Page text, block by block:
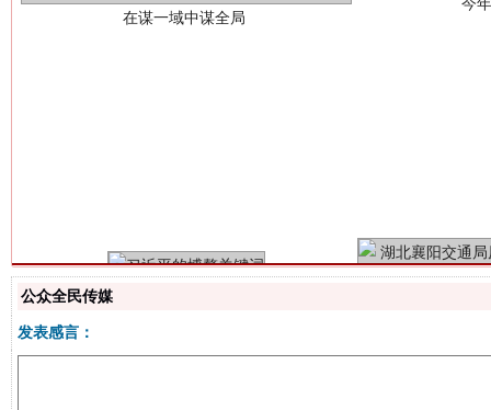
公众全民传媒
发表感言：